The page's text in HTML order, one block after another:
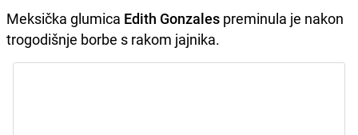
Meksička glumica Edith Gonzales preminula je nakon
trogodišnje borbe s rakom jajnika.